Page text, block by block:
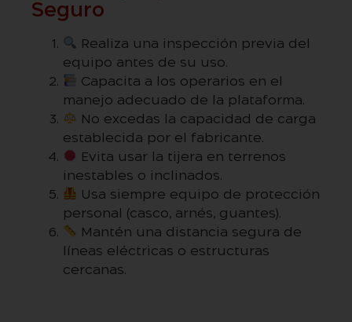
Seguro
Realiza una inspección previa del
equipo antes de su uso.
Capacita a los operarios en el
manejo adecuado de la plataforma.
No excedas la capacidad de carga
establecida por el fabricante.
Evita usar la tijera en terrenos
inestables o inclinados.
Usa siempre equipo de protección
personal (casco, arnés, guantes).
Mantén una distancia segura de
líneas eléctricas o estructuras
cercanas.